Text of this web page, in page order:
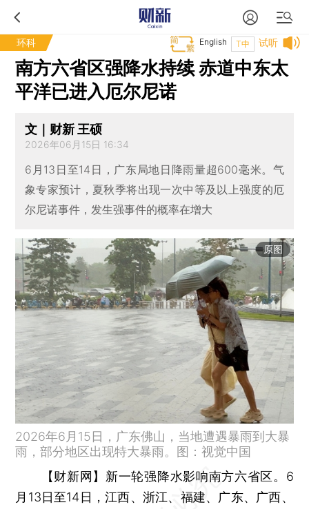
环科 试听
T中
English
南方六省区强降水持续 赤道中东太
平洋已进入厄尔尼诺
文｜财新 王硕
2026年06月15日 16:34
6月13日至14日，广东局地日降雨量超600毫米。气
象专家预计，夏秋季将出现一次中等及以上强度的厄
尔尼诺事件，发生强事件的概率在增大
原图
2026年6月15日，广东佛山，当地遭遇暴雨到大暴
雨，部分地区出现特大暴雨。图：视觉中国
【财新网】 新一轮强降水影响南方六省区。6
月13日至14日，江西、浙江、福建、广东、广西、